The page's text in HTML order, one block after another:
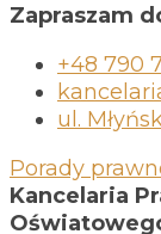
Zapraszam
+48 790
ul.
Porady
Kancelaria